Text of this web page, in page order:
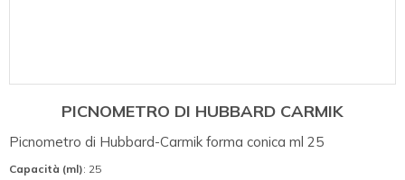
PICNOMETRO DI HUBBARD CARMIK
Picnometro di Hubbard-Carmik forma conica ml 25
Capacità (ml): 25